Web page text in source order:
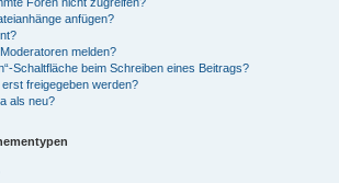
anfügen?
melden?
Schaltfläche beim Schreiben eines Beitrags?
freigegeben werden?
als neu?